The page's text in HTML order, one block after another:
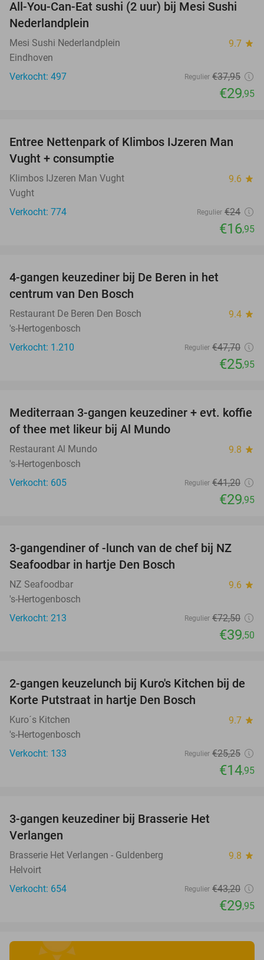
21%
All-You-Can-Eat sushi (2 uur) bij Mesi Sushi
Nederlandplein
Mesi Sushi Nederlandplein 9.7 star
Eindhoven
Verkocht: 497
Regulier €37,95
€29,95
29%
Entree Nettenpark of Klimbos IJzeren Man
Vught + consumptie
Klimbos IJzeren Man Vught 9.6 star
Vught
Verkocht: 774
Regulier €24
€16,95
4-gangen keuzediner bij De Beren in het
centrum van Den Bosch
Restaurant De Beren Den Bosch 9.4 star
's-Hertogenbosch
Verkocht: 1.210
Regulier €47,70
€25,95
27%
Mediterraan 3-gangen keuzediner + evt. koffie
of thee met likeur bij Al Mundo
Restaurant Al Mundo 9.8 star
's-Hertogenbosch
Verkocht: 605
Regulier €41,20
€29,95
46%
3-gangendiner of -lunch van de chef bij NZ
Seafoodbar in hartje Den Bosch
NZ Seafoodbar 9.6 star
's-Hertogenbosch
Verkocht: 213
Regulier €72,50
€39,50
41%
2-gangen keuzelunch bij Kuro's Kitchen bij de
Korte Putstraat in hartje Den Bosch
Kuro´s Kitchen 9.7 star
's-Hertogenbosch
Verkocht: 133
Regulier €25,25
€14,95
3-gangen keuzediner bij Brasserie Het
Verlangen
Brasserie Het Verlangen - Guldenberg 9.8 star
Helvoirt
Verkocht: 654
Regulier €43,20
€29,95